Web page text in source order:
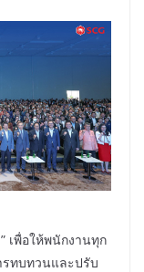
เพื่อให้พนักงานทุก
รทบทวนและปรับ